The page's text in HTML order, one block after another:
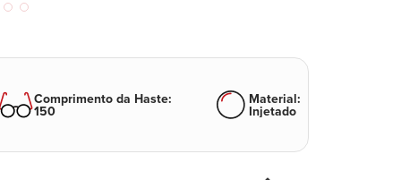
Comprimento da Haste:
150
Material:
Injetado